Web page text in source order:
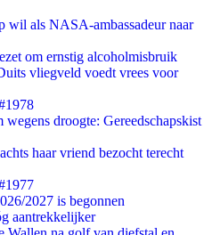
wil als NASA-ambassadeur naar
om ernstig alcoholmisbruik
vliegveld voedt vrees voor
wegens droogte: Gereedschapskist
haar vriend bezocht terecht
2027 is begonnen
aantrekkelijker